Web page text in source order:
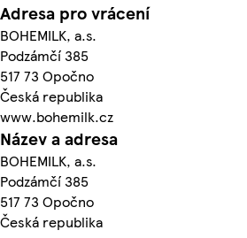
Adresa pro vrácení
BOHEMILK, a.s.
Podzámčí 385
517 73 Opočno
Česká republika
www.bohemilk.cz
Název a adresa
BOHEMILK, a.s.
Podzámčí 385
517 73 Opočno
Česká republika